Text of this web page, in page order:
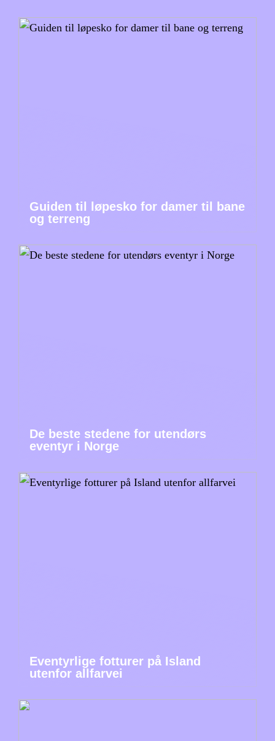
Guiden til løpesko for damer til bane
og terreng
De beste stedene for utendørs
eventyr i Norge
Eventyrlige fotturer på Island
utenfor allfarvei